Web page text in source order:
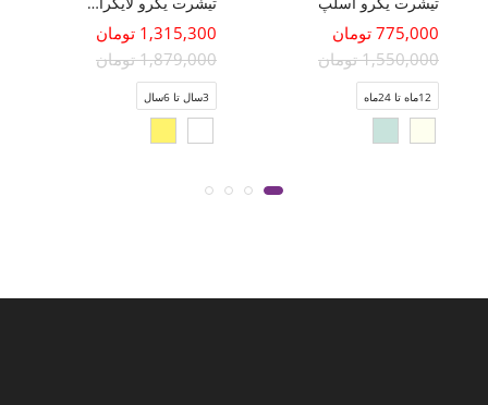
775,000 تومان
1,550,000 تومان
12ماه تا 24ماه
1,315,300 تومان
1,879,000 تومان
3سال تا 6سال